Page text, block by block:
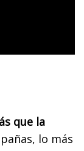
que la
lo más